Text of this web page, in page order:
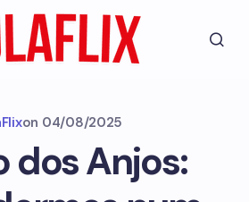
on 04/08/2025
dos Anjos: